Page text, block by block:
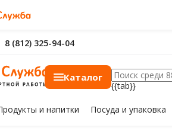
8 (812) 325-94-04
Каталог
{{tab}}
и напитки Посуда и упаковка